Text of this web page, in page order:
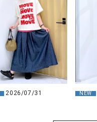
2026/07/31 NEW